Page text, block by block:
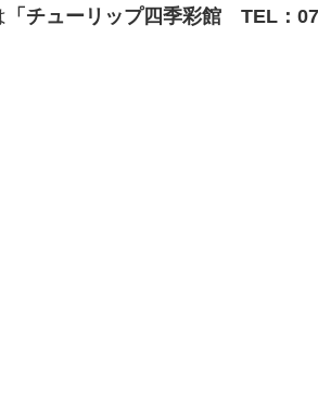
「チューリップ四季彩館 TEL：